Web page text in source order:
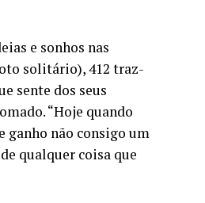
e sonhos nas
solitário), 412 traz-
sente dos seus
“Hoje quando
ganho não consigo um
qualquer coisa que